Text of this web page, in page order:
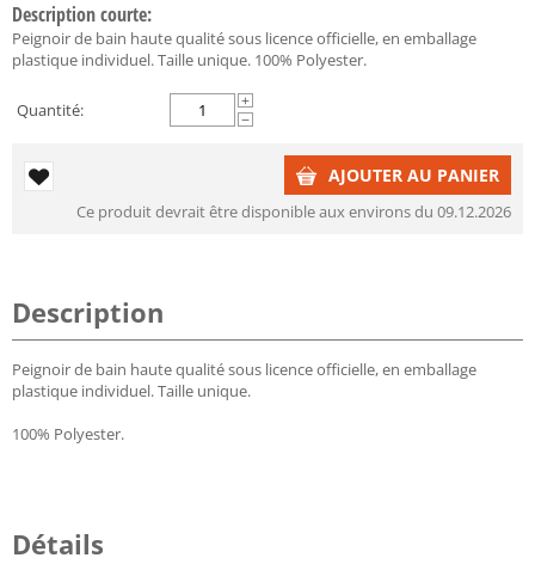
Description courte:
Peignoir de bain haute qualité sous licence officielle, en emballage
plastique individuel. Taille unique. 100% Polyester.
Quantité:
+
−
AJOUTER AU PANIER
Ce produit devrait être disponible aux environs du 09.12.2026
Description
Peignoir de bain haute qualité sous licence officielle, en emballage
plastique individuel. Taille unique.
100% Polyester.
Détails